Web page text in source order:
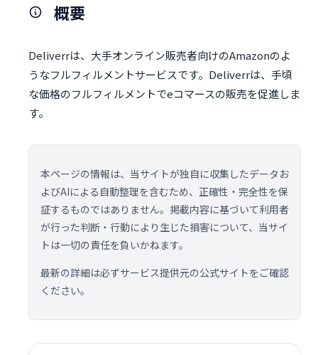
概要
Deliverrは、大手オンライン販売者向けのAmazonのよ
うなフルフィルメントサービスです。Deliverrは、手頃
な価格のフルフィルメントでeコマースの販売を促進しま
す。
本ページの情報は、当サイトが独自に収集したデータお
よびAIによる自動整理を含むため、正確性・完全性を保
証するものではありません。掲載内容に基づいて利用者
が行った判断・行動により生じた損害について、当サイ
トは一切の責任を負いかねます。
最新の詳細は必ずサービス提供元の公式サイトをご確認
ください。